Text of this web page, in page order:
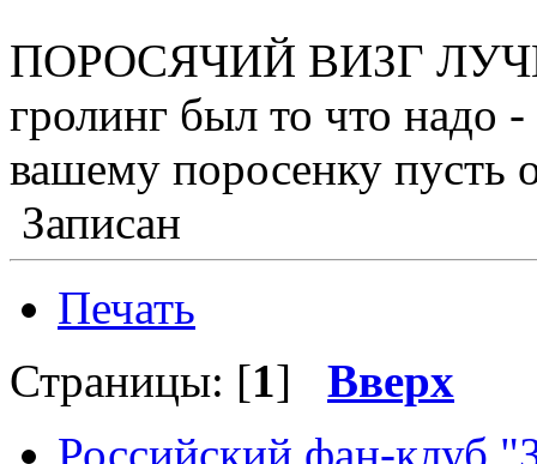
ПОРОСЯЧИЙ ВИЗГ
гролинг был то что надо
вашему поросенку пусть
Записан
Печать
Страницы: [1] Вверх
Российский фан-клуб